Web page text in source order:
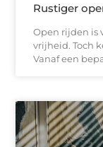
Rustiger
Open rijden is
vrijheid. Toch
Vanaf een